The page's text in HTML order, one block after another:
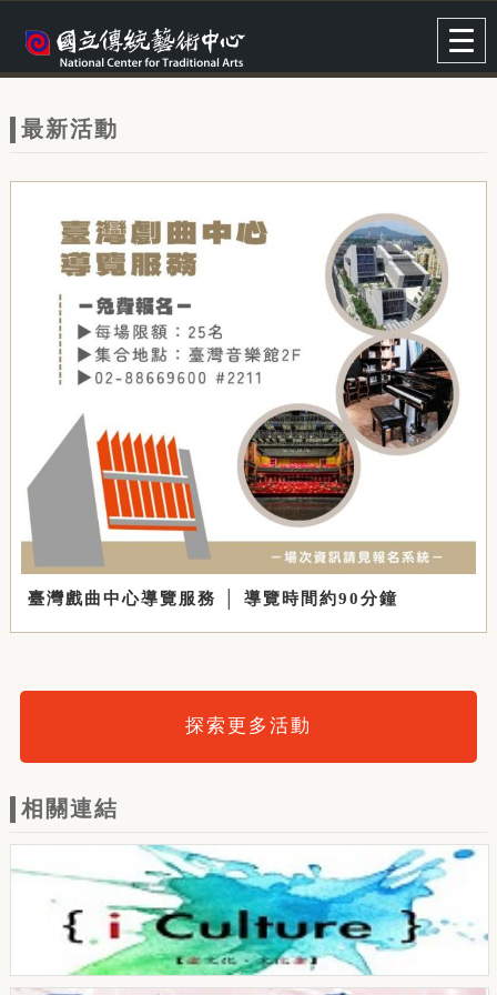
網
站
主
最新活動
臺灣戲曲中心導覽服務 │ 導覽時間約90分鐘
探索更多活動
相關連結